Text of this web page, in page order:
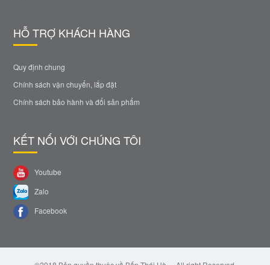
HỖ TRỢ KHÁCH HÀNG
Quy định chung
Chính sách vận chuyển, lắp đặt
Chính sách bảo hành và đổi sản phẩm
KẾT NỐI VỚI CHÚNG TÔI
Youtube
Zalo
Facebook